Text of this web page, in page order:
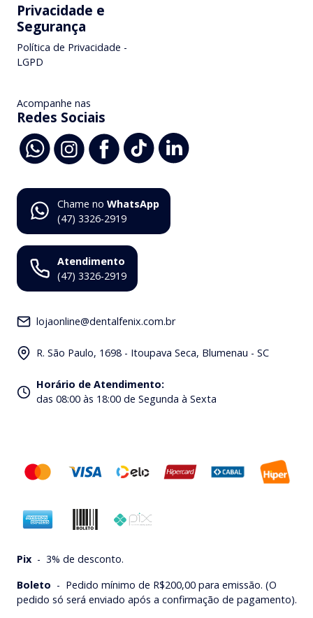
Privacidade e
Segurança
Política de Privacidade -
LGPD
Acompanhe nas
Redes Sociais
Chame no WhatsApp
(47) 3326-2919
Atendimento
(47) 3326-2919
lojaonline@dentalfenix.com.br
R. São Paulo, 1698 - Itoupava Seca, Blumenau - SC
Horário de Atendimento:
das 08:00 às 18:00 de Segunda à Sexta
Pix - 3% de desconto.
Boleto - Pedido mínimo de R$200,00 para emissão. (O
pedido só será enviado após a confirmação de pagamento).